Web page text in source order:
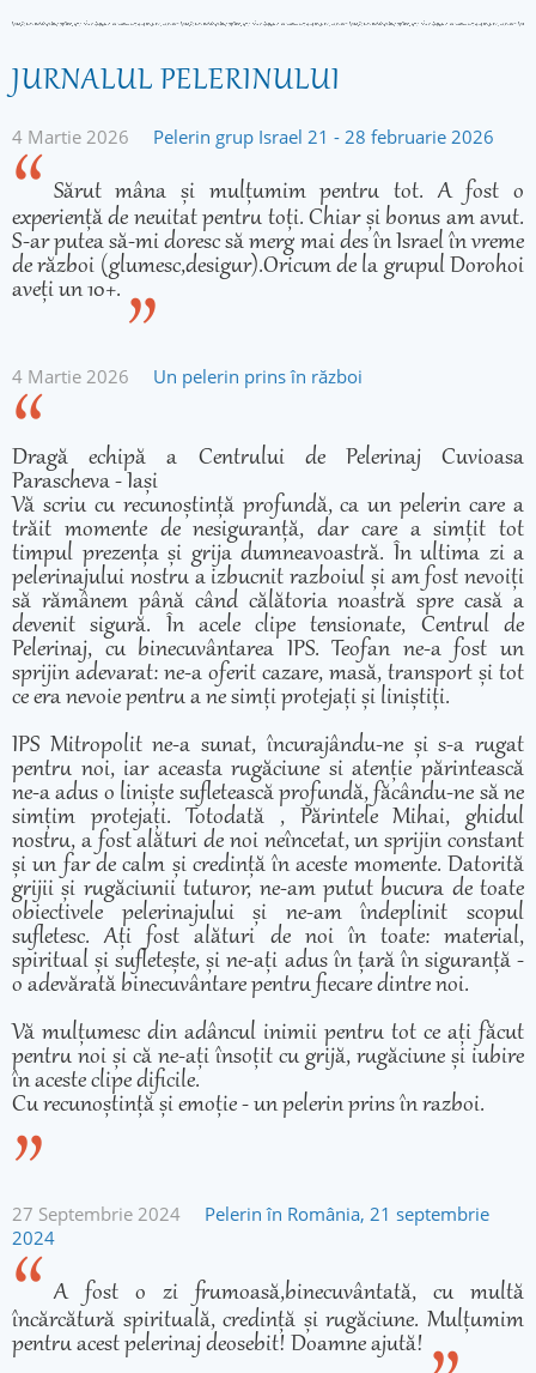
JURNALUL PELERINULUI
4 Martie 2026 Pelerin grup Israel 21 - 28 februarie 2026
Sărut mâna și mulțumim pentru tot. A fost o
experiență de neuitat pentru toți. Chiar și bonus am avut.
S-ar putea să-mi doresc să merg mai des în Israel în vreme
de război (glumesc,desigur).Oricum de la grupul Dorohoi
aveți un 10+.
4 Martie 2026 Un pelerin prins în război
Dragă echipă a Centrului de Pelerinaj Cuvioasa
Parascheva - Iași
Vă scriu cu recunoștință profundă, ca un pelerin care a
trăit momente de nesiguranță, dar care a simțit tot
timpul prezența și grija dumneavoastră. În ultima zi a
pelerinajului nostru a izbucnit razboiul și am fost nevoiți
să rămânem până când călătoria noastră spre casă a
devenit sigură. În acele clipe tensionate, Centrul de
Pelerinaj, cu binecuvântarea IPS. Teofan ne-a fost un
sprijin adevarat: ne-a oferit cazare, masă, transport și tot
ce era nevoie pentru a ne simți protejați și liniștiți.
IPS Mitropolit ne-a sunat, încurajându-ne și s-a rugat
pentru noi, iar aceasta rugăciune si atenție părintească
ne-a adus o liniște sufletească profundă, făcându-ne să ne
simțim protejați. Totodată , Părintele Mihai, ghidul
nostru, a fost alături de noi neîncetat, un sprijin constant
și un far de calm și credință în aceste momente. Datorită
grijii și rugăciunii tuturor, ne-am putut bucura de toate
obiectivele pelerinajului și ne-am îndeplinit scopul
sufletesc. Ați fost alături de noi în toate: material,
spiritual și sufletește, și ne-ați adus în țară în siguranță -
o adevărată binecuvântare pentru fiecare dintre noi.
Vă mulțumesc din adâncul inimii pentru tot ce ați făcut
pentru noi și că ne-ați însoțit cu grijă, rugăciune și iubire
în aceste clipe dificile.
Cu recunoștință și emoție - un pelerin prins în razboi.
27 Septembrie 2024
Pelerin în România, 21 septembrie
2024
A fost o zi frumoasă,binecuvântată, cu multă
încărcătură spirituală, credință și rugăciune. Mulțumim
pentru acest pelerinaj deosebit! Doamne ajută!